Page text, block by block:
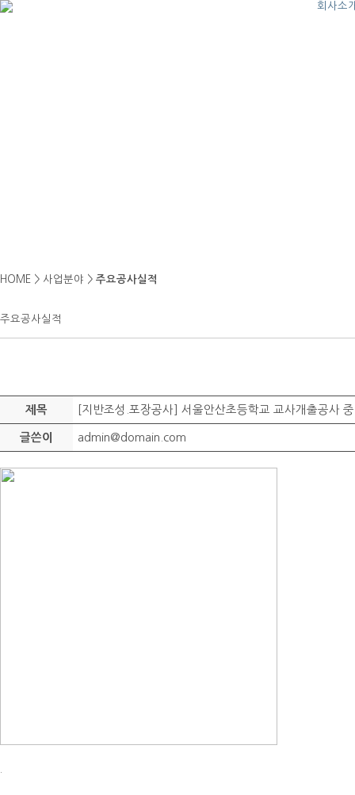
회사소
HOME > 사업분야 > 주요공사실적
주요공사실적
제목 [지반조성.포장공사] 서울안산초등학교 교사개출공사
글쓴이 admin@domain.com